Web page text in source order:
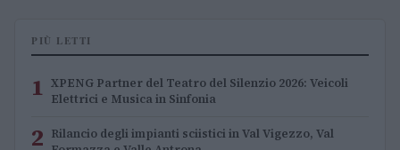
PIÙ LETTI
1 XPENG Partner del Teatro del Silenzio 2026: Veicoli
Elettrici e Musica in Sinfonia
2 Rilancio degli impianti sciistici in Val Vigezzo, Val